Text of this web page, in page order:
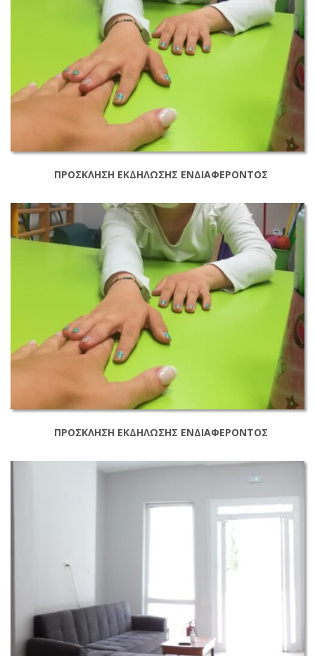
ΠΡΟΣΚΛΗΣΗ ΕΚΔΗΛΩΣΗΣ ΕΝΔΙΑΦΕΡΟΝΤΟΣ
ΠΡΟΣΚΛΗΣΗ ΕΚΔΗΛΩΣΗΣ ΕΝΔΙΑΦΕΡΟΝΤΟΣ